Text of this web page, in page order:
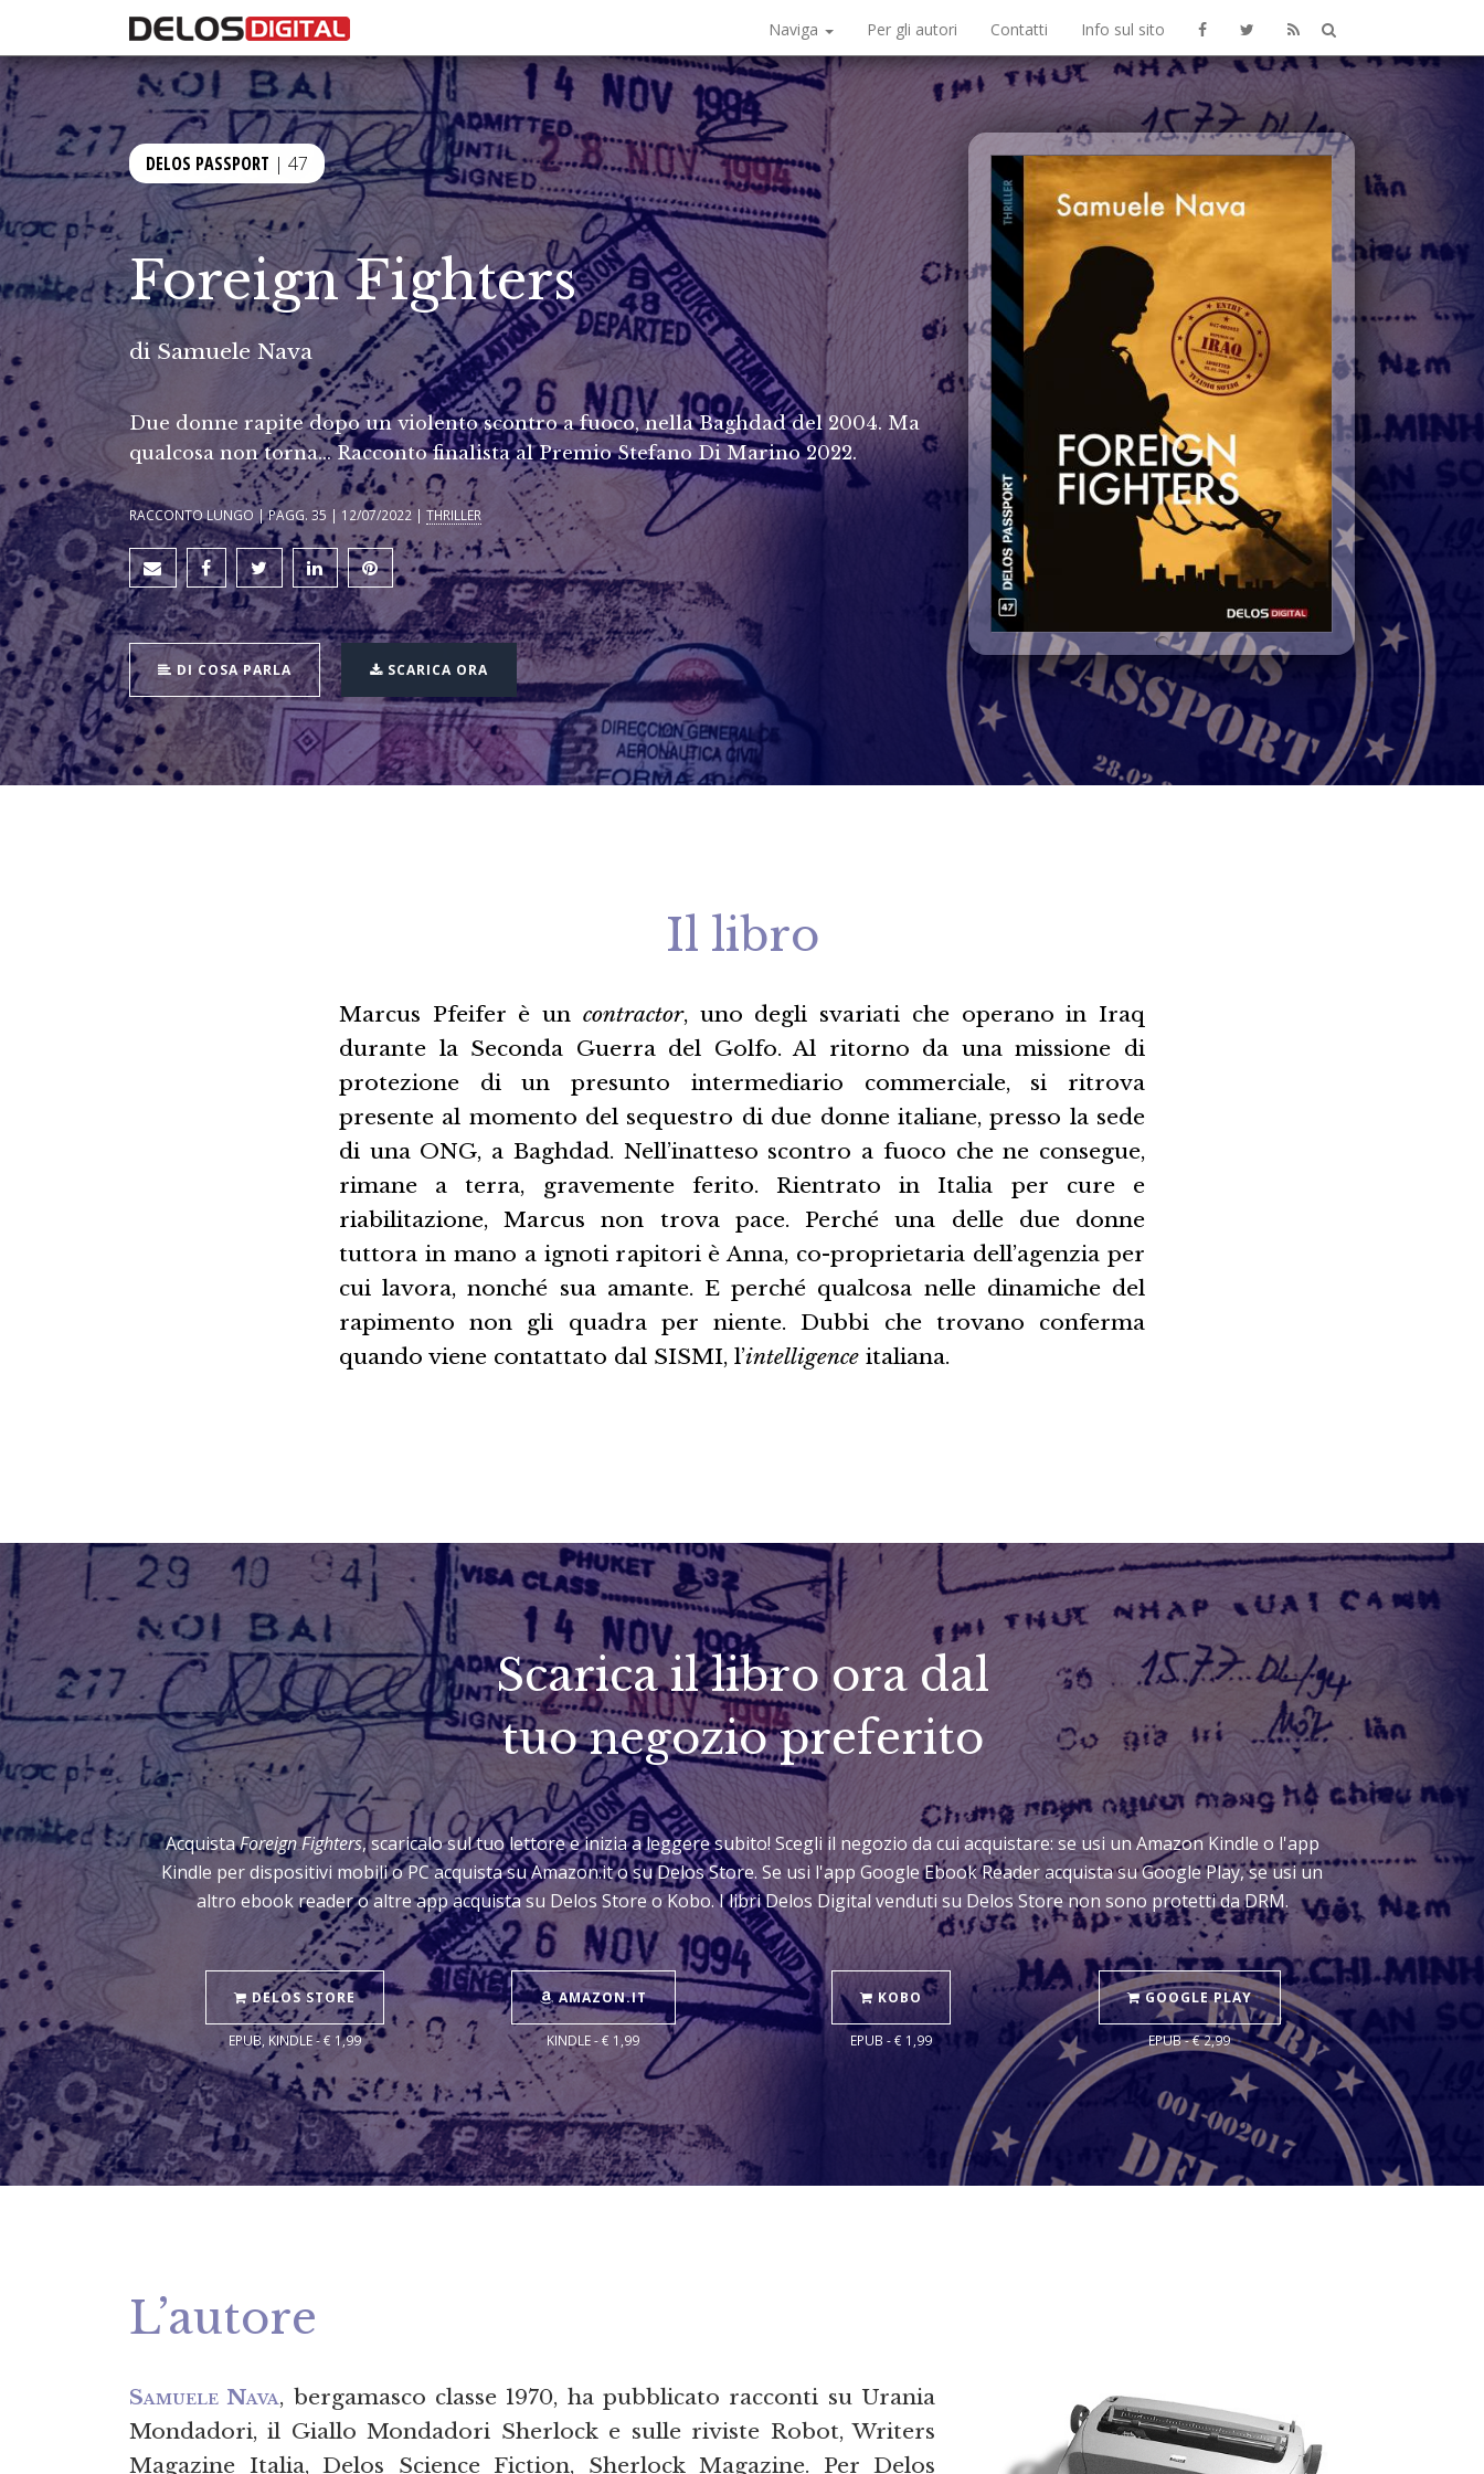
Naviga Per gli autori Contatti Info sul sito
DELOS PASSPORT | 47
Foreign Fighters
diSamuele Nava
Due donne rapite dopo un violento scontro a fuoco, nella Baghdad del 2004. Ma
qualcosa non torna… Racconto finalista al Premio Stefano Di Marino 2022.
RACCONTO LUNGO | PAGG. 35 | 12/07/2022 | THRILLER
DI COSA PARLA SCARICA ORA
Il libro
Marcus Pfeifer è un contractor, uno degli svariati che operano in Iraq
durante la Seconda Guerra del Golfo. Al ritorno da una missione di
protezione di un presunto intermediario commerciale, si ritrova
presente al momento del sequestro di due donne italiane, presso la sede
di una ONG, a Baghdad. Nell’inatteso scontro a fuoco che ne consegue,
rimane a terra, gravemente ferito. Rientrato in Italia per cure e
riabilitazione, Marcus non trova pace. Perché una delle due donne
tuttora in mano a ignoti rapitori è Anna, co-proprietaria dell’agenzia per
cui lavora, nonché sua amante. E perché qualcosa nelle dinamiche del
rapimento non gli quadra per niente. Dubbi che trovano conferma
quando viene contattato dal SISMI, l’intelligence italiana.
Scarica il libro ora dal
tuo negozio preferito
AcquistaForeign Fighters, scaricalo sul tuo lettore e inizia a leggere subito! Scegli il negozio da cui acquistare: se usi un Amazon Kindle o l'app
Kindle per dispositivi mobili o PC acquista su Amazon.it o su Delos Store. Se usi l'app Google Ebook Reader acquista su Google Play, se usi un
altro ebook reader o altre app acquista su Delos Store o Kobo. I libri Delos Digital venduti su Delos Store non sono protetti da DRM.
DELOS STORE
EPUB, KINDLE - € 1,99
AMAZON.IT
KINDLE - € 1,99
KOBO
EPUB - € 1,99
GOOGLE PLAY
EPUB - € 2,99
L’autore
Samuele Nava, bergamasco classe 1970, ha pubblicato racconti su Urania
Mondadori, il Giallo Mondadori Sherlock e sulle riviste Robot, Writers
Magazine Italia, Delos Science Fiction, Sherlock Magazine. Per Delos